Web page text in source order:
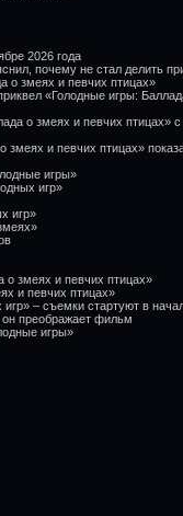
2026 года
почему не стал делить
о змеях и певчих птицах»
«Голодные игры:
о змеях и певчих птицах»
и певчих птицах»
игры»
игр»
игр»
змеях и певчих птицах»
и певчих птицах»
– съемки стартуют в
он преображает фильм
игры»